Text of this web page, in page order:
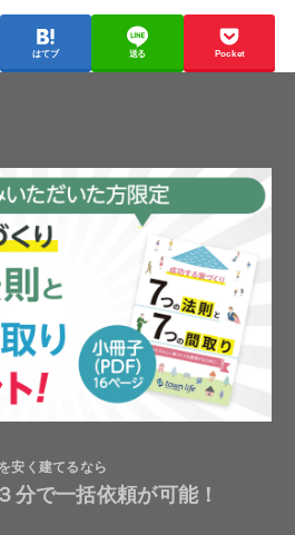
はてブ 送る Pocket
安く建てるなら
分で一括依頼が可能！